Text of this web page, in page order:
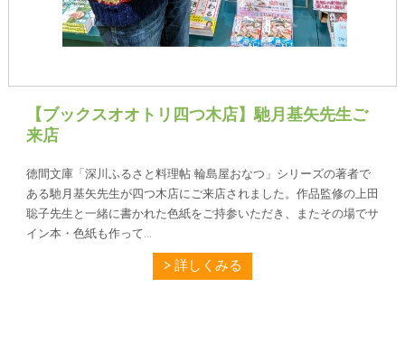
【ブックスオオトリ四つ木店】馳月基矢先生ご
来店
徳間文庫「深川ふるさと料理帖 輪島屋おなつ」シリーズの著者で
ある馳月基矢先生が四つ木店にご来店されました。作品監修の上田
聡子先生と一緒に書かれた色紙をご持参いただき、またその場でサ
イン本・色紙も作って...
詳しくみる